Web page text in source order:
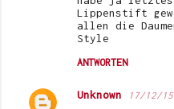
Lippenstift
allen die
Style
ANTWORTEN
Unknown 17/12/